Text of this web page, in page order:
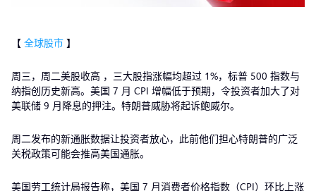
【 全球股市 】
周三，周二美股收高 ，三大股指涨幅均超过 1%，标普 500 指数与
纳指创历史新高。美国 7 月 CPI 增幅低于预期，令投资者加大了对
美联储 9 月降息的押注。特朗普威胁将起诉鲍威尔。
周二发布的新通胀数据让投资者放心，此前他们担心特朗普的广泛
关税政策可能会推高美国通胀。
美国劳工统计局报告称，美国 7 月消费者价格指数（CPI）环比上涨